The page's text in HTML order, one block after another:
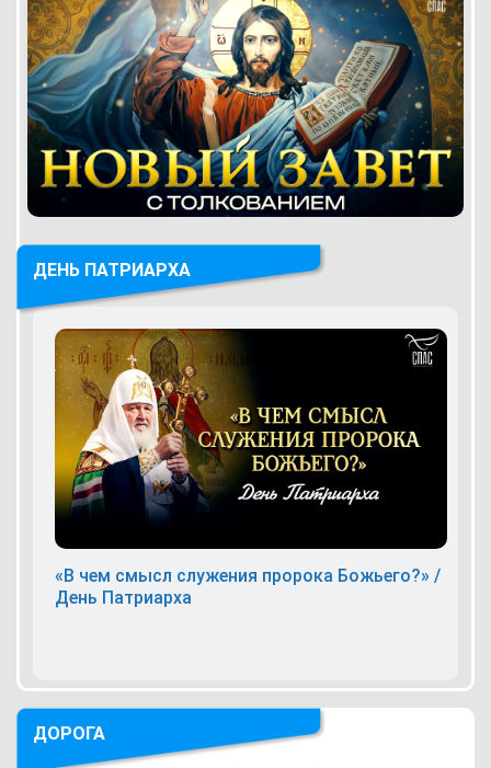
ДЕНЬ ПАТРИАРХА
«В чем смысл служения пророка Божьего?» /
День Патриарха
ДОРОГА